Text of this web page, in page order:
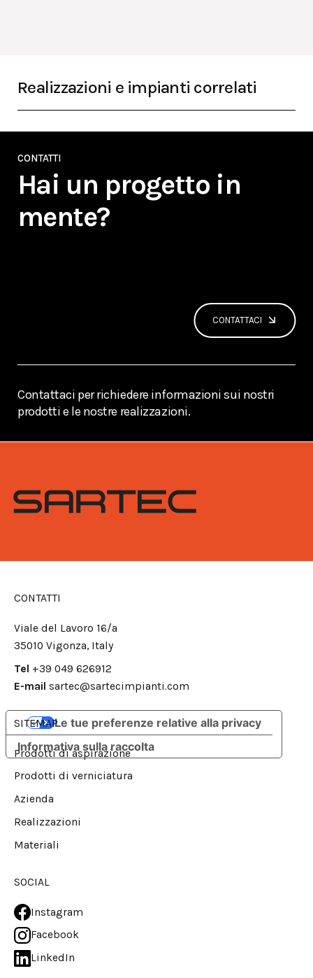
Realizzazioni e impianti correlati
CONTATTI
Hai un progetto in
mente?
CONTATTACI
Contattaci per richiedere informazioni sui nostri
prodotti e le nostre realizzazioni.
CONTATTI
Viale del Lavoro 16/a
35010 Vigonza, Italy
Tel +39 049 626912
E-mail sartec@sartecimpianti.com
SITEMAP
Prodotti di aspirazione
Prodotti di verniciatura
Azienda
Realizzazioni
Materiali
SOCIAL
Instagram
Facebook
LinkedIn
Informativa sulla raccolta
Le tue preferenze relative alla privacy